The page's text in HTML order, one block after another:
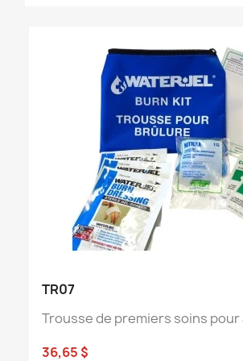
TR07
Trousse de premiers soins pour
36,65 $